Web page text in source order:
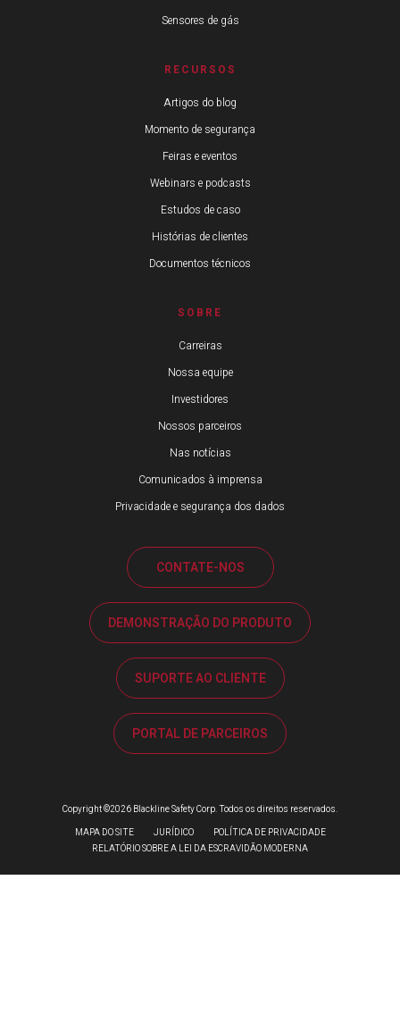
Sensores de gás
RECURSOS
Artigos do blog
Momento de segurança
Feiras e eventos
Webinars e podcasts
Estudos de caso
Histórias de clientes
Documentos técnicos
SOBRE
Carreiras
Nossa equipe
Investidores
Nossos parceiros
Nas notícias
Comunicados à imprensa
Privacidade e segurança dos dados
CONTATE-NOS
DEMONSTRAÇÃO DO PRODUTO
SUPORTE AO CLIENTE
PORTAL DE PARCEIROS
Copyright ©2026 Blackline Safety Corp. Todos os direitos reservados.
MAPA DO SITE
JURÍDICO
POLÍTICA DE PRIVACIDADE
RELATÓRIO SOBRE A LEI DA ESCRAVIDÃO MODERNA